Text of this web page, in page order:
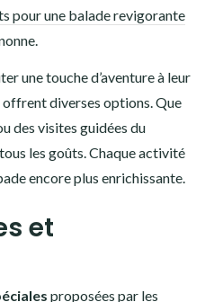
pour une balade revigorante
une touche d’aventure à leur
offrent diverses options. Que
des visites guidées du
les goûts. Chaque activité
encore plus enrichissante.
et
proposées par les